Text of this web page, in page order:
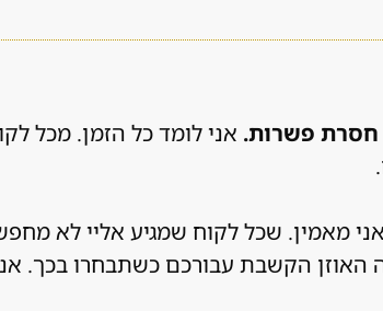
חסרת פשרות. אני לומד כל הזמן. מכל
אני מאמין. שכל לקוח שמגיע אליי לא
האוזן הקשבת עבורכם כשתבחרו בכך.